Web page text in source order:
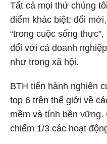
Tất cả mọi thứ chúng
điểm khác biệt: đổi
“trong cuộc sống
đổi với cả doanh
như trong xã hội.
BTH tiến hành nghiên
top 6 trên thế giới về
mềm và tính bền
chiếm 1/3 các hoạt